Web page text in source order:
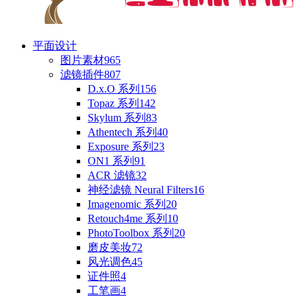
平面设计
图片素材965
滤镜插件807
D.x.O 系列 156
Topaz 系列 142
Skylum 系列 83
Athentech 系列 40
Exposure 系列 23
ON1 系列 91
ACR 滤镜32
神经滤镜 Neural Filters16
Imagenomic 系列 20
Retouch4me 系列 10
PhotoToolbox 系列 20
磨皮美妆72
风光调色45
证件照4
工笔画4